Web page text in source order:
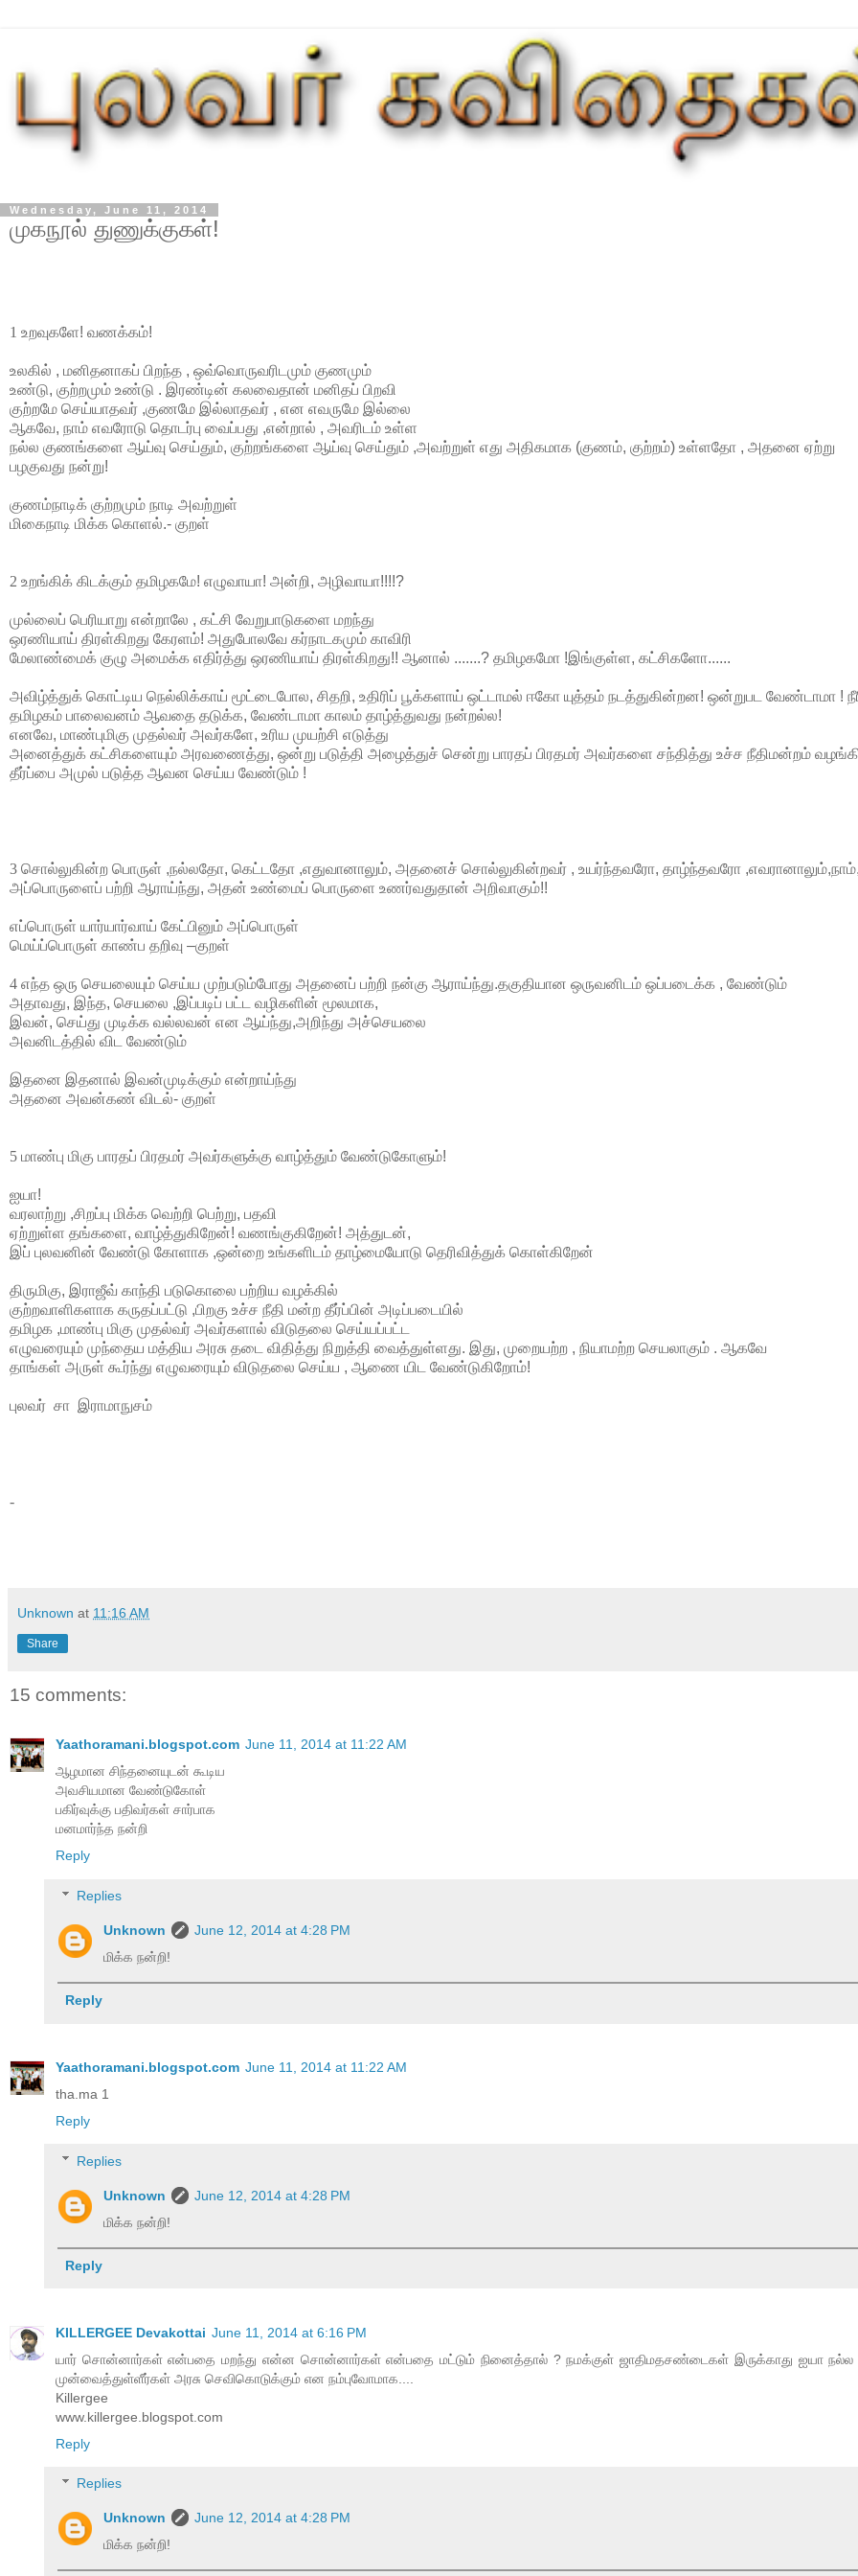
Wednesday, June 11, 2014
முகநூல் துணுக்குகள்!
1 உறவுகளே! வணக்கம்!
உலகில் , மனிதனாகப் பிறந்த , ஒவ்வொருவரிடமும் குணமும்
உண்டு, குற்றமும் உண்டு . இரண்டின் கலவைதான் மனிதப் பிறவி
குற்றமே செய்யாதவர் ,குணமே இல்லாதவர் , என எவருமே இல்லை
ஆகவே, நாம் எவரோடு தொடர்பு வைப்பது ,என்றால் , அவரிடம் உள்ள
நல்ல குணங்களை ஆய்வு செய்தும், குற்றங்களை ஆய்வு செய்தும் ,அவற்றுள் எது அதிகமாக (குணம், குற்றம்) உள்ளதோ , அதனை ஏற்று
பழகுவது நன்று!
குணம்நாடிக் குற்றமும் நாடி அவற்றுள்
மிகைநாடி மிக்க கொளல்.- குறள்
2 உறங்கிக் கிடக்கும் தமிழகமே! எழுவாயா! அன்றி, அழிவாயா!!!!?
முல்லைப் பெரியாறு என்றாலே , கட்சி வேறுபாடுகளை மறந்து
ஒரணியாய் திரள்கிறது கேரளம்! அதுபோலவே கர்நாடகமும் காவிரி
மேலாண்மைக் குழு அமைக்க எதிர்த்து ஒரணியாய் திரள்கிறது!! ஆனால் .......? தமிழகமோ !இங்குள்ள, கட்சிகளோ......
அவிழ்த்துக் கொட்டிய நெல்லிக்காய் மூட்டைபோல, சிதறி, உதிரிப் பூக்களாய் ஒட்டாமல் ஈகோ யுத்தம் நடத்துகின்றன! ஒன்றுபட வேண்டாமா !
தமிழகம் பாலைவனம் ஆவதை தடுக்க, வேண்டாமா காலம் தாழ்த்துவது நன்றல்ல!
எனவே, மாண்புமிகு முதல்வர் அவர்களே, உரிய முயற்சி எடுத்து
அனைத்துக் கட்சிகளையும் அரவணைத்து, ஒன்று படுத்தி அழைத்துச் சென்று பாரதப் பிரதமர் அவர்களை சந்தித்து உச்ச நீதிமன்றம்
தீர்ப்பை அமுல் படுத்த ஆவன செய்ய வேண்டும் !
3 சொல்லுகின்ற பொருள் ,நல்லதோ, கெட்டதோ ,எதுவானாலும், அதனைச் சொல்லுகின்றவர் , உயர்ந்தவரோ, தாழ்ந்தவரோ ,எவரானாலும்,நாம்
அப்பொருளைப் பற்றி ஆராய்ந்து, அதன் உண்மைப் பொருளை உணர்வதுதான் அறிவாகும்!!
எப்பொருள் யார்யார்வாய் கேட்பினும் அப்பொருள்
மெய்ப்பொருள் காண்ப தறிவு –குறள்
4 எந்த ஒரு செயலையும் செய்ய முற்படும்போது அதனைப் பற்றி நன்கு ஆராய்ந்து.தகுதியான ஒருவனிடம் ஒப்படைக்க , வேண்டும்
அதாவது, இந்த, செயலை ,இப்படிப் பட்ட வழிகளின் மூலமாக,
இவன், செய்து முடிக்க வல்லவன் என ஆய்ந்து,அறிந்து அச்செயலை
அவனிடத்தில் விட வேண்டும்
இதனை இதனால் இவன்முடிக்கும் என்றாய்ந்து
அதனை அவன்கண் விடல்- குறள்
5 மாண்பு மிகு பாரதப் பிரதமர் அவர்களுக்கு வாழ்த்தும் வேண்டுகோளும்!
ஐயா!
வரலாற்று ,சிறப்பு மிக்க வெற்றி பெற்று, பதவி
ஏற்றுள்ள தங்களை, வாழ்த்துகிறேன்! வணங்குகிறேன்! அத்துடன்,
இப் புலவனின் வேண்டு கோளாக ,ஒன்றை உங்களிடம் தாழ்மையோடு தெரிவித்துக் கொள்கிறேன்
திருமிகு, இராஜீவ் காந்தி படுகொலை பற்றிய வழக்கில்
குற்றவாளிகளாக கருதப்பட்டு ,பிறகு உச்ச நீதி மன்ற தீர்ப்பின் அடிப்படையில்
தமிழக ,மாண்பு மிகு முதல்வர் அவர்களால் விடுதலை செய்யப்பட்ட
எழுவரையும் முந்தைய மத்திய அரசு தடை விதித்து நிறுத்தி வைத்துள்ளது. இது, முறையற்ற , நியாமற்ற செயலாகும் . ஆகவே
தாங்கள் அருள் கூர்ந்து எழுவரையும் விடுதலை செய்ய , ஆணை யிட வேண்டுகிறோம்!
புலவர் சா இராமாநுசம்
-
Unknown at 11:16 AM
Share
15 comments:
Yaathoramani.blogspot.com June 11, 2014 at 11:22 AM
ஆழமான சிந்தனையுடன் கூடிய
அவசியமான வேண்டுகோள்
பகிர்வுக்கு பதிவர்கள் சார்பாக
மனமார்ந்த நன்றி
Reply
Replies
Unknown
June 12, 2014 at 4:28 PM
மிக்க நன்றி!
Reply
Yaathoramani.blogspot.com June 11, 2014 at 11:22 AM
tha.ma 1
Reply
Replies
Unknown
June 12, 2014 at 4:28 PM
மிக்க நன்றி!
Reply
KILLERGEE Devakottai June 11, 2014 at 6:16 PM
யார் சொன்னார்கள் என்பதை மறந்து என்ன சொன்னார்கள் என்பதை மட்டும் நினைத்தால் ? நமக்குள் ஜாதிமதசண்டைகள் இருக்காது ஐயா நல்ல
முன்வைத்துள்ளீர்கள் அரசு செவிகொடுக்கும் என நம்புவோமாக....
Killergee
www.killergee.blogspot.com
Reply
Replies
Unknown
June 12, 2014 at 4:28 PM
மிக்க நன்றி!